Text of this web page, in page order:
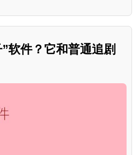
软件？它和普通追剧